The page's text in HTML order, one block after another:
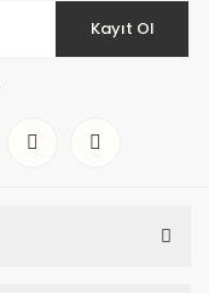
Kayıt Ol